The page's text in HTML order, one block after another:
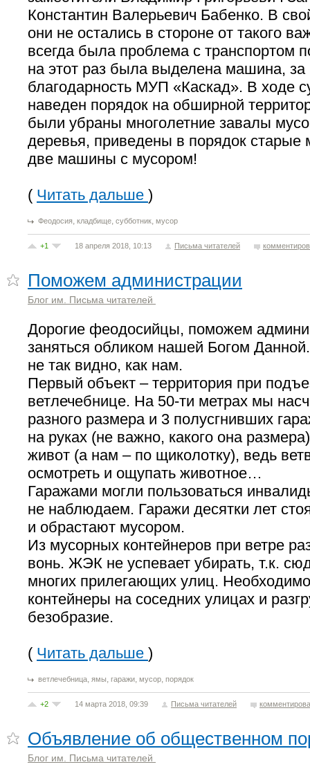
Константин Валерьевич Бабенко. В
они не остались в стороне от такого
всегда была проблема с транспортом
на этот раз была выделена машина, за
благодарность МУП «Каскад». В ходе
наведен порядок на обширной
были убраны многолетние завалы
деревья, приведены в порядок старые
две машины с мусором!
( Читать дальше )
Феодосия, кладбище, субботник, мусор
+1 18 апреля 2018, 10:13 Письма читателей
Поможем администрации
Блог им. Письма читателей
Дорогие феодосийцы, поможем
заняться обликом нашей Богом
не так видно, как нам.
Первый объект – территория при
ветлечебнице. На 50-ти метрах мы
разного размера и 3 полусгнивших
на руках (не важно, какого она
живот (а нам – по щиколотку), ведь
осмотреть и ощупать животное…
Гаражами могли пользоваться
не наблюдаем. Гаражи десятки лет
и обрастают мусором.
Из мусорных контейнеров при ветре
вонь. ЖЭК не успевает убирать, т.к.
многих прилегающих улиц.
контейнеры на соседних улицах и
безобразие.
( Читать дальше )
ветлечебница, ямы, гаражи, мусор, порядок
+2 14 марта 2018, 09:39 Письма читателей
Объявление об общественном
Блог им. Письма читателей